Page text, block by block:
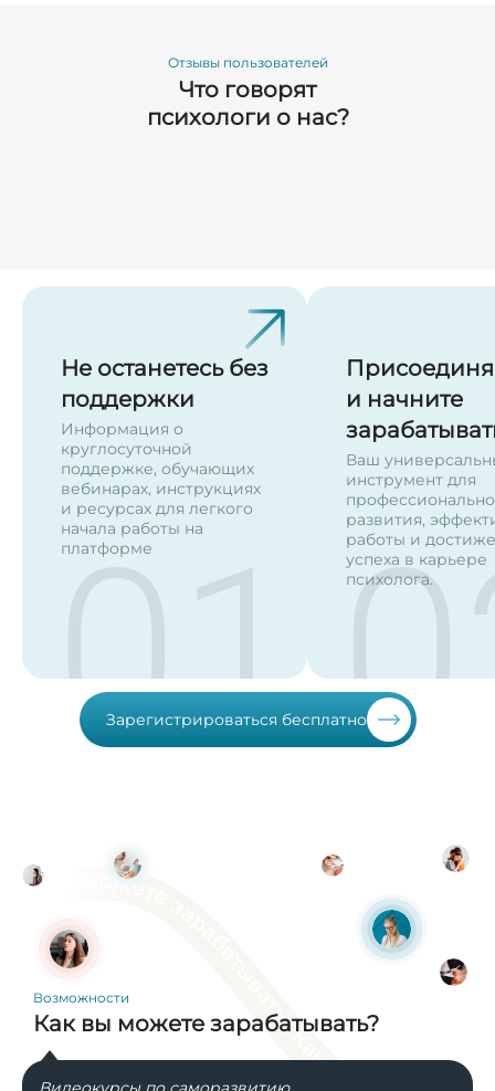
Отзывы пользователей
Что говорят
психологи о нас?
Не останетесь без
поддержки
Информация о
круглосуточной
поддержке, обучающих
вебинарах, инструкциях
и ресурсах для легкого
начала работы на
платформе
01
и начните
Ваш
инструмент для
развития,
работы и
успеха в карьере
психолога.
Зарегистрироваться бесплатно
Возможности
Как вы можете зарабатывать?